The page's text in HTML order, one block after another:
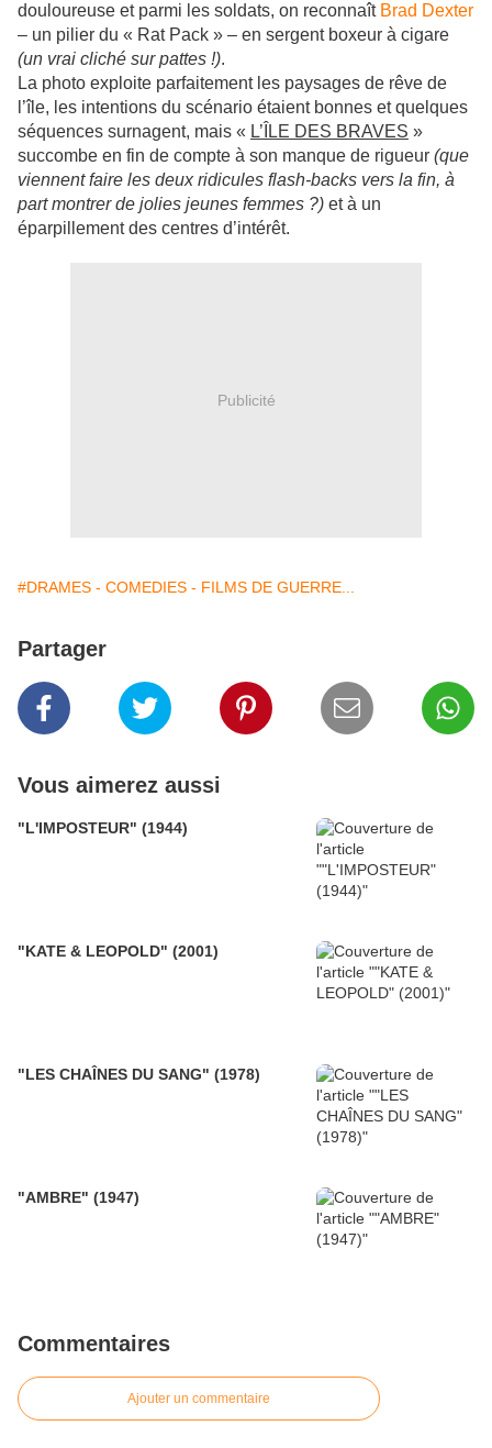
douloureuse et parmi les soldats, on reconnaît Brad Dexter
– un pilier du « Rat Pack » – en sergent boxeur à cigare
(un vrai cliché sur pattes !).
La photo exploite parfaitement les paysages de rêve de
l’île, les intentions du scénario étaient bonnes et quelques
séquences surnagent, mais « L’ÎLE DES BRAVES »
succombe en fin de compte à son manque de rigueur (que
viennent faire les deux ridicules flash-backs vers la fin, à
part montrer de jolies jeunes femmes ?) et à un
éparpillement des centres d’intérêt.
Publicité
#DRAMES - COMEDIES - FILMS DE GUERRE...
Partager
Vous aimerez aussi
"L'IMPOSTEUR" (1944)
"KATE & LEOPOLD" (2001)
"LES CHAÎNES DU SANG" (1978)
"AMBRE" (1947)
Commentaires
Ajouter un commentaire